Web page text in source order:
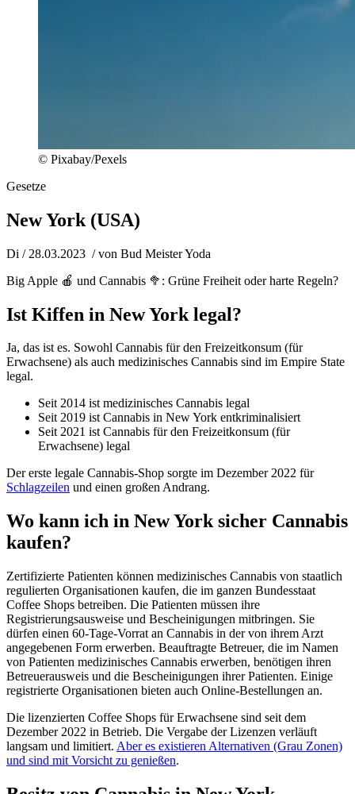
© Pixabay/Pexels
Gesetze
New York (USA)
Di / 28.03.2023 / von Bud Meister Yoda
Big Apple 🍎 und Cannabis 🥦: Grüne Freiheit oder harte Regeln?
Ist Kiffen in New York legal?
Ja, das ist es. Sowohl Cannabis für den Freizeitkonsum (für
Erwachsene) als auch medizinisches Cannabis sind im Empire State
legal.
Seit 2014 ist medizinisches Cannabis legal
Seit 2019 ist Cannabis in New York entkriminalisiert
Seit 2021 ist Cannabis für den Freizeitkonsum (für
Erwachsene) legal
Der erste legale Cannabis-Shop sorgte im Dezember 2022 für
Schlagzeilen und einen großen Andrang.
Wo kann ich in New York sicher Cannabis
kaufen?
Zertifizierte Patienten können medizinisches Cannabis von staatlich
regulierten Organisationen kaufen, die im ganzen Bundesstaat
Coffee Shops betreiben. Die Patienten müssen ihre
Registrierungsausweise und Bescheinigungen mitbringen. Sie
dürfen einen 60-Tage-Vorrat an Cannabis in der von ihrem Arzt
angegebenen Form erwerben. Beauftragte Betreuer, die im Namen
von Patienten medizinisches Cannabis erwerben, benötigen ihren
Betreuerausweis und die Bescheinigungen ihrer Patienten. Einige
registrierte Organisationen bieten auch Online-Bestellungen an.
Die lizenzierten Coffee Shops für Erwachsene sind seit dem
Dezember 2022 in Betrieb. Die Vergabe der Lizenzen verläuft
langsam und limitiert. Aber es existieren Alternativen (Grau Zonen)
und sind mit Vorsicht zu genießen.